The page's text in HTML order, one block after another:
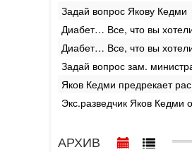
Задай вопрос Якову Кедми
Диабет… Все, что вы
Диабет… Все, что вы
Задай вопрос зам.
Яков Кедми предрекает
Экс.разведчик Яков Кедми
АРХИВ